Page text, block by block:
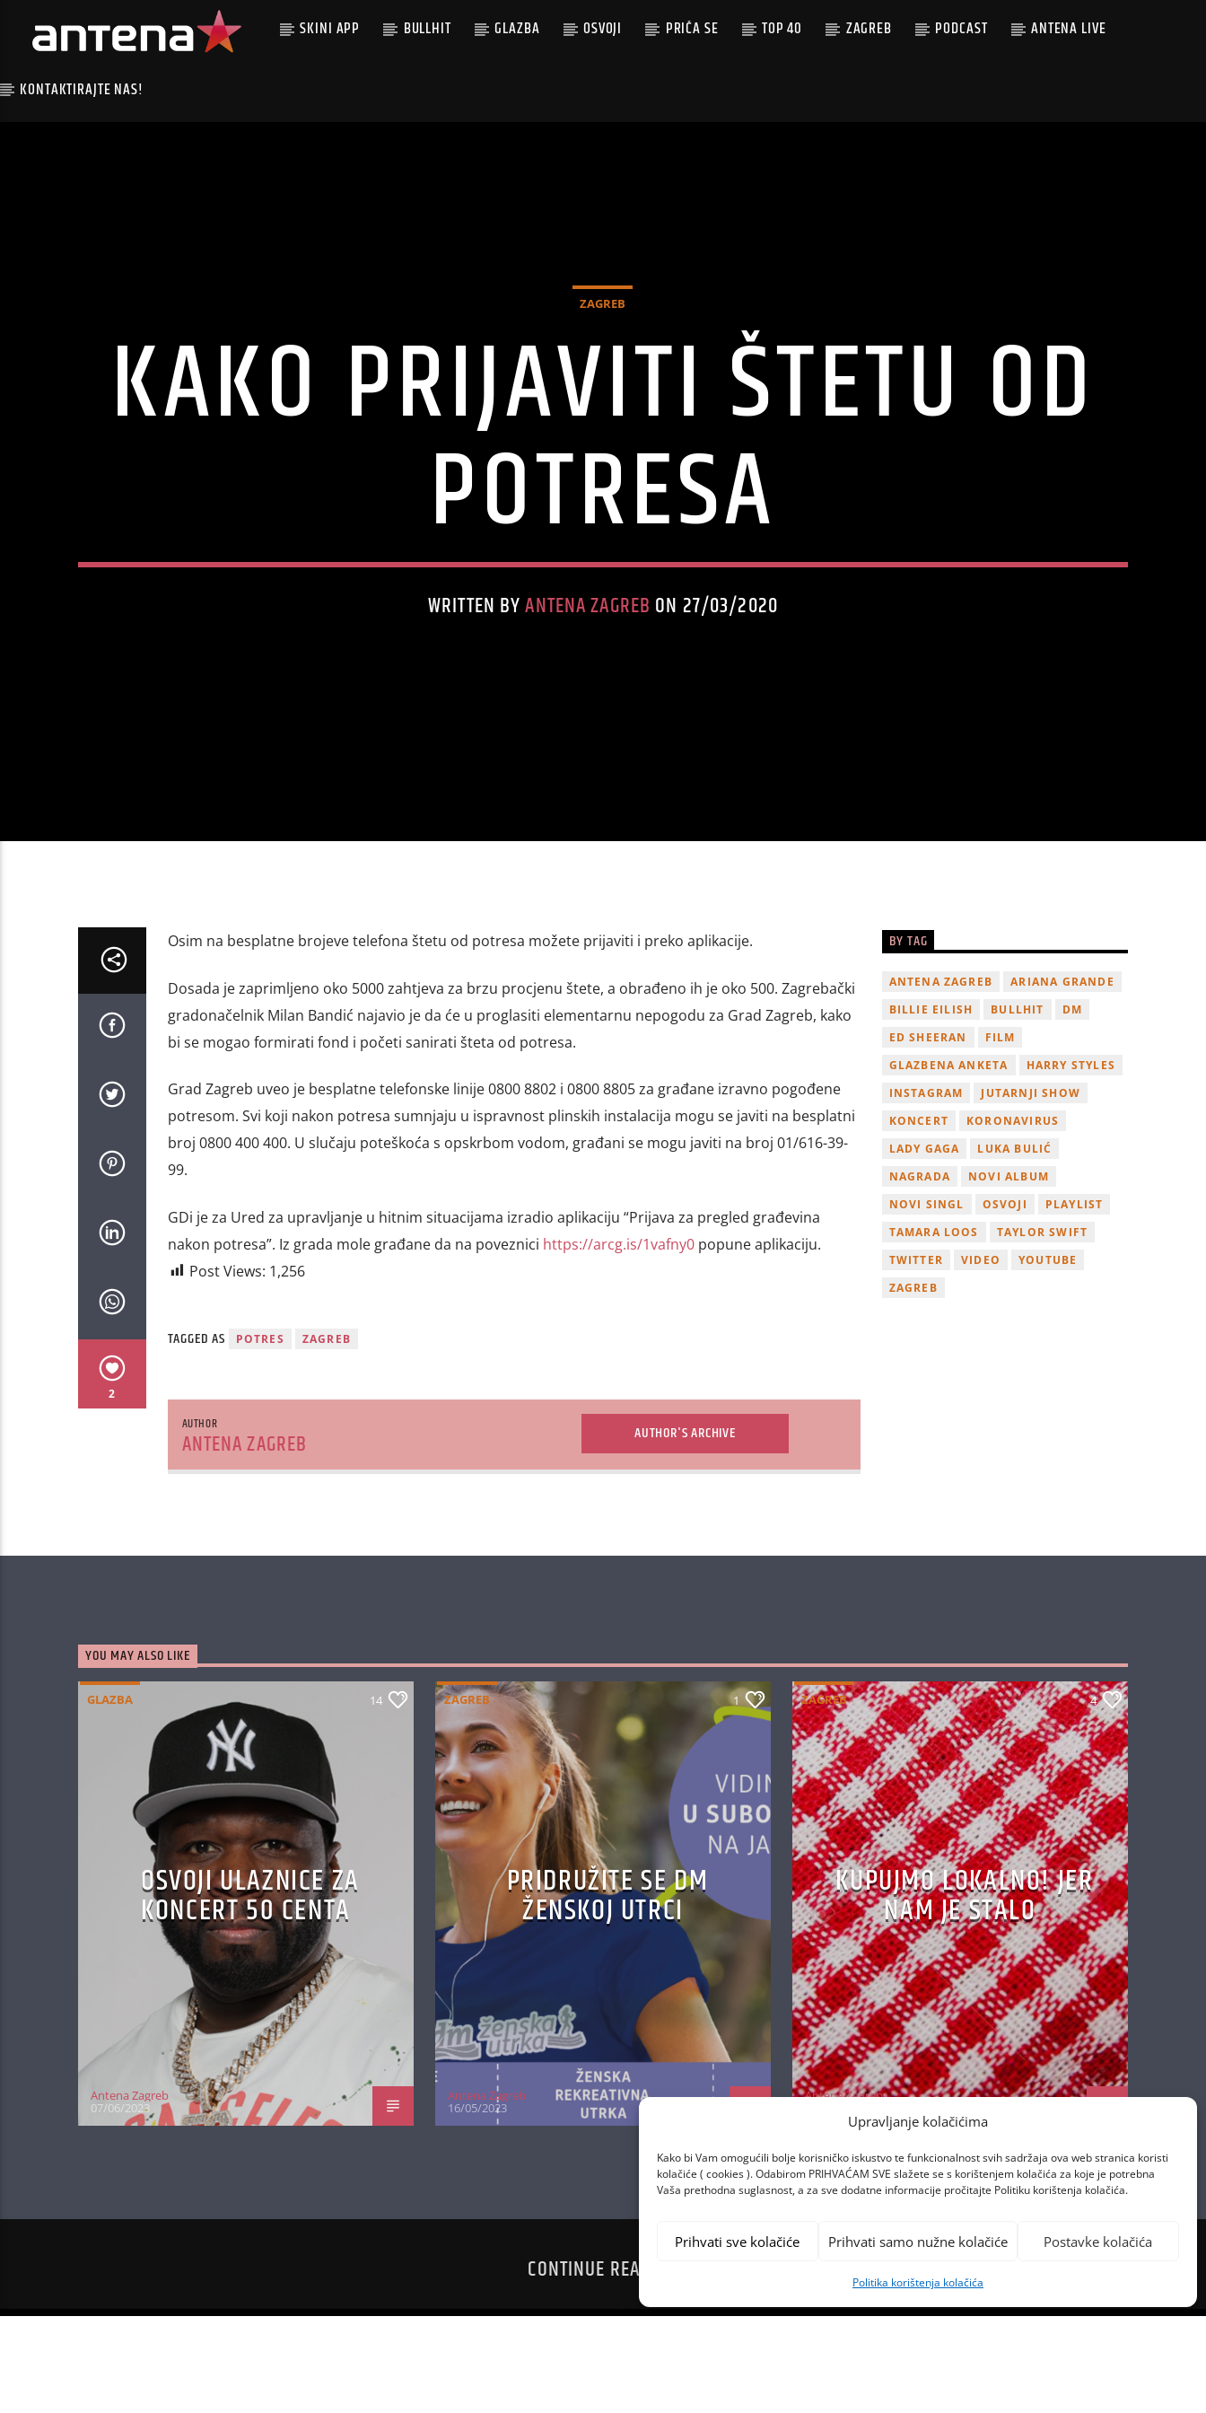
Upravljanje kolačićima
Kako bi Vam omogućili bolje korisničko iskustvo te funkcionalnost svih sadržaja ova web stranica koristi
kolačiće ( cookies ). Odabirom PRIHVAĆAM SVE slažete se s korištenjem kolačića za koje je potrebna
Vaša prethodna suglasnost, a za sve dodatne informacije pročitajte Politiku korištenja kolačića.
Prihvati sve kolačiće Prihvati samo nužne kolačiće Postavke kolačića
Politika korištenja kolačića
SKINI APP BULLHIT GLAZBA OSVOJI PRIČA SE TOP 40 ZAGREB PODCAST ANTENA LIVE
KONTAKTIRAJTE NAS!
ZAGREB
KAKO PRIJAVITI ŠTETU OD
POTRESA
WRITTEN BYANTENA ZAGREB ON 27/03/2020
2
Osim na besplatne brojeve telefona štetu od potresa možete prijaviti i preko aplikacije.
Dosada je zaprimljeno oko 5000 zahtjeva za brzu procjenu štete, a obrađeno ih je oko 500. Zagrebački
gradonačelnik Milan Bandić najavio je da će u proglasiti elementarnu nepogodu za Grad Zagreb, kako
bi se mogao formirati fond i početi sanirati šteta od potresa.
Grad Zagreb uveo je besplatne telefonske linije 0800 8802 i 0800 8805 za građane izravno pogođene
potresom. Svi koji nakon potresa sumnjaju u ispravnost plinskih instalacija mogu se javiti na besplatni
broj 0800 400 400. U slučaju poteškoća s opskrbom vodom, građani se mogu javiti na broj 01/616-39-
99.
GDi je za Ured za upravljanje u hitnim situacijama izradio aplikaciju “Prijava za pregled građevina
nakon potresa”. Iz grada mole građane da na poveznici https://arcg.is/1vafny0popune aplikaciju.
Post Views: 1,256
TAGGED AS POTRES ZAGREB
AUTHOR
ANTENA ZAGREB AUTHOR'S ARCHIVE
BY TAG
ANTENA ZAGREB
ARIANA GRANDE
BILLIE EILISH
BULLHIT
DM
ED SHEERAN
FILM
GLAZBENA ANKETA
HARRY STYLES
INSTAGRAM
JUTARNJI SHOW
KONCERT
KORONAVIRUS
LADY GAGA
LUKA BULIĆ
NAGRADA
NOVI ALBUM
NOVI SINGL
OSVOJI
PLAYLIST
TAMARA LOOS
TAYLOR SWIFT
TWITTER
VIDEO
YOUTUBE
ZAGREB
YOU MAY ALSO LIKE
GLAZBA 14
OSVOJI ULAZNICE ZA
KONCERT 50 CENTA
Antena Zagreb
07/06/2023
ZAGREB 1
PRIDRUŽITE SE DM
ŽENSKOJ UTRCI
Antena Zagreb
16/05/2023
ZAGREB 4
KUPUJMO LOKALNO! JER
NAM JE STALO
Antena Zagreb
CONTINUE READING